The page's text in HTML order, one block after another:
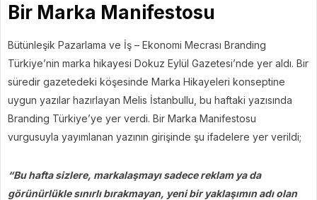
Bir Marka Manifestosu
Bütünleşik Pazarlama ve İş – Ekonomi Mecrası Branding
Türkiye’nin marka hikayesi Dokuz Eylül Gazetesi’nde yer aldı. Bir
süredir gazetedeki köşesinde Marka Hikayeleri konseptine
uygun yazılar hazırlayan Melis İstanbullu, bu haftaki yazısında
Branding Türkiye’ye yer verdi. Bir Marka Manifestosu
vurgusuyla yayımlanan yazının girişinde şu ifadelere yer verildi;
“Bu hafta sizlere, markalaşmayı sadece reklam ya da
görünürlükle sınırlı bırakmayan, yeni bir yaklaşımın adı olan